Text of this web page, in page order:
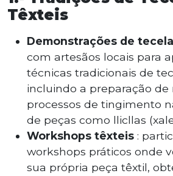
Têxteis
Demonstrações de
com artesãos locais para
técnicas tradicionais de
incluindo a preparação de
processos de tingimento
de peças como llicllas
Workshops têxteis :
workshops práticos onde
sua própria peça têxtil,